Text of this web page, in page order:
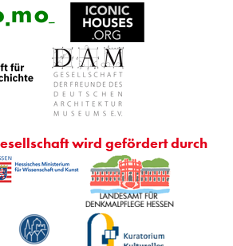
wird gefördert durch